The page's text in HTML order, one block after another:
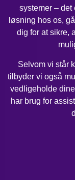
systemer –
løsning hos os,
dig for at sikre,
Selvom vi står
tilbyder vi også
vedligeholde
har brug for